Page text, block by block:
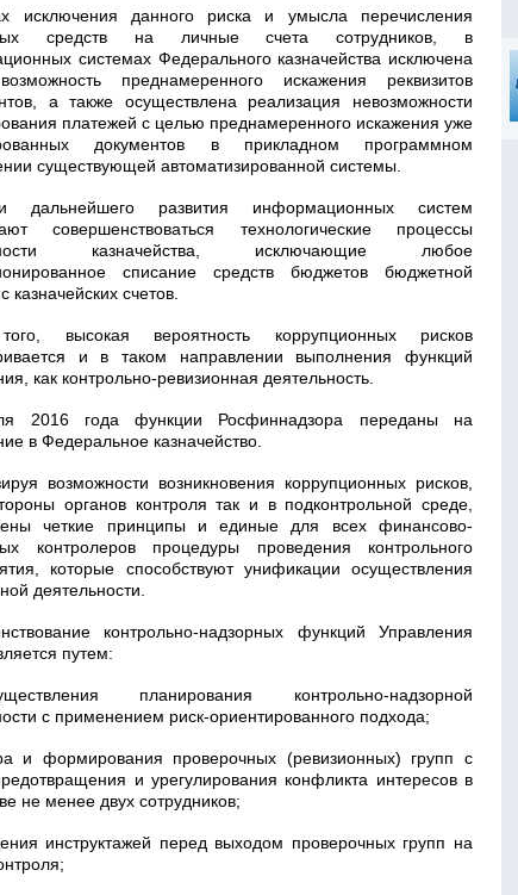
исключения данного риска и умысла перечисления
средств на личные счета сотрудников, в
системах Федерального казначейства исключена
преднамеренного искажения реквизитов
а также осуществлена реализация невозможности
платежей с целью преднамеренного искажения уже
документов в прикладном программном
существующей автоматизированной системы.
дальнейшего развития информационных систем
совершенствоваться технологические процессы
казначейства, исключающие любое
списание средств бюджетов бюджетной
казначейских счетов.
высокая вероятность коррупционных рисков
и в таком направлении выполнения функций
как контрольно-ревизионная деятельность.
2016 года функции Росфиннадзора переданы на
в Федеральное казначейство.
возможности возникновения коррупционных рисков,
органов контроля так и в подконтрольной среде,
четкие принципы и единые для всех финансово-
контролеров процедуры проведения контрольного
которые способствуют унификации осуществления
деятельности.
контрольно-надзорных функций Управления
путем:
планирования контрольно-надзорной
с применением риск-ориентированного подхода;
и формирования проверочных (ревизионных) групп с
и урегулирования конфликта интересов в
не менее двух сотрудников;
инструктажей перед выходом проверочных групп на